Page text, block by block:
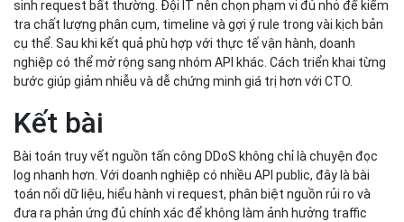
sinh request bất thường. Đội IT nên chọn phạm vi đủ nhỏ để kiểm
tra chất lượng phân cụm, timeline và gợi ý rule trong vài kịch bản
cụ thể. Sau khi kết quả phù hợp với thực tế vận hành, doanh
nghiệp có thể mở rộng sang nhóm API khác. Cách triển khai từng
bước giúp giảm nhiễu và dễ chứng minh giá trị hơn với CTO.
Kết bài
Bài toán truy vết nguồn tấn công DDoS không chỉ là chuyện đọc
log nhanh hơn. Với doanh nghiệp có nhiều API public, đây là bài
toán nối dữ liệu, hiểu hành vi request, phân biệt nguồn rủi ro và
đưa ra phản ứng đủ chính xác để không làm ảnh hưởng traffic